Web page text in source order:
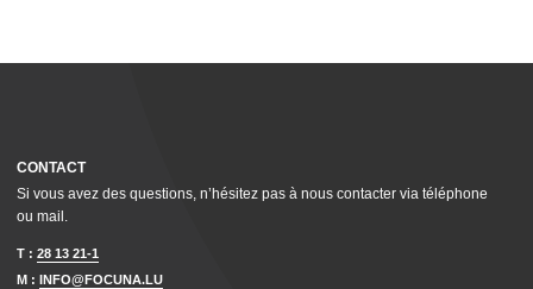
CONTACT
Si vous avez des questions, n’hésitez pas à nous contacter via téléphone
ou mail.
T : 28 13 21-1
M :
INFO@FOCUNA.LU